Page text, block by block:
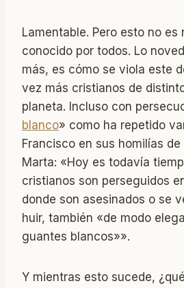
Lamentable. Pero esto no es
conocido por todos. Lo
más, es cómo se viola este
vez más cristianos de
planeta. Incluso con
blanco» como ha repetido
Francisco en sus homilías
Marta: «Hoy es todavía
cristianos son perseguidos
donde son asesinados o se
huir, también «de modo
guantes blancos»».
Y mientras esto sucede,